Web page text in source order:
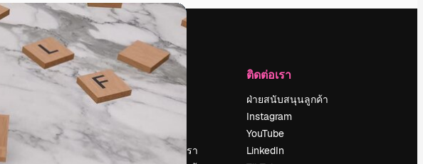
เริ่มต้นใช้งาน
การสนับสนุน
เงื่อนไขการใช้งาน
บริษัท
ราคา
รีวิว
ร่วมงานกับเรา
ติดต่อเรา
ฝ่ายสนับสนุนลูกค้า
Instagram
YouTube
LinkedIn